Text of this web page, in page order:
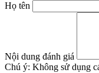
Họ tên
Nội dung đánh giá
Chú ý: Không sử dụng